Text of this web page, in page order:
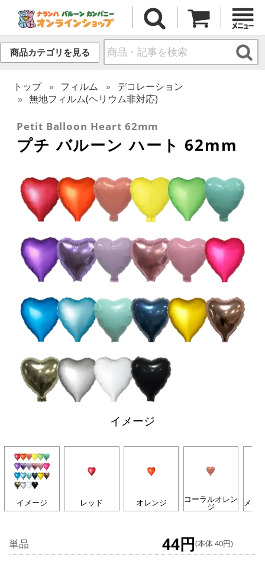
商品カテゴリを見る
トップ フィルム
デコレーション
無地フィルム(ヘリウム非対応)
Petit Balloon Heart 62mm
プチ バルーン ハート 62mm
イメージ
イメージ レッド オレンジ コーラルオレン
ジ メロ
単品 44円(本体 40円)